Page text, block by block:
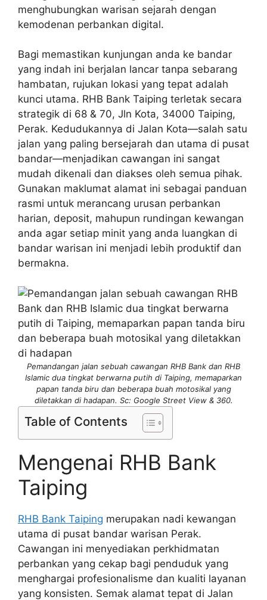
menghubungkan warisan sejarah dengan
kemodenan perbankan digital.
Bagi memastikan kunjungan anda ke bandar
yang indah ini berjalan lancar tanpa sebarang
hambatan, rujukan lokasi yang tepat adalah
kunci utama. RHB Bank Taiping terletak secara
strategik di 68 & 70, Jln Kota, 34000 Taiping,
Perak. Kedudukannya di Jalan Kota—salah satu
jalan yang paling bersejarah dan utama di pusat
bandar—menjadikan cawangan ini sangat
mudah dikenali dan diakses oleh semua pihak.
Gunakan maklumat alamat ini sebagai panduan
rasmi untuk merancang urusan perbankan
harian, deposit, mahupun rundingan kewangan
anda agar setiap minit yang anda luangkan di
bandar warisan ini menjadi lebih produktif dan
bermakna.
Pemandangan jalan sebuah cawangan RHB Bank dan RHB
Islamic dua tingkat berwarna putih di Taiping, memaparkan
papan tanda biru dan beberapa buah motosikal yang
diletakkan di hadapan. Sc: Google Street View & 360.
Table of Contents
Mengenai RHB Bank
Taiping
RHB Bank Taiping merupakan nadi kewangan
utama di pusat bandar warisan Perak.
Cawangan ini menyediakan perkhidmatan
perbankan yang cekap bagi penduduk yang
menghargai profesionalisme dan kualiti layanan
yang konsisten. Semak alamat tepat di Jalan